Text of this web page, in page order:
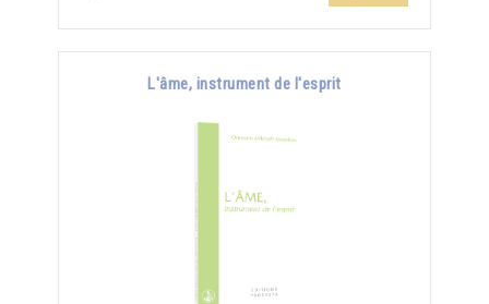
L'âme, instrument de l'esprit